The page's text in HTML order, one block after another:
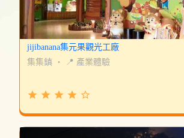
jijibanana集元果觀光工廠
集集鎮 ・ 📍 產業體驗
grade grade grade grade star_border